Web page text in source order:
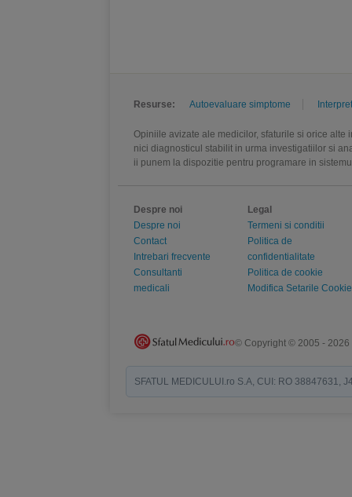
Resurse: Autoevaluare simptome
Opiniile avizate ale medicilor, sfaturile si orice
nici diagnosticul stabilit in urma investigatiilor si
ii punem la dispozitie pentru programare in
Despre noi
Despre noi
Contact
Intrebari frecvente
Consultanti
medicali
Legal
Termeni si conditii
Politica de
confidentialitate
Politica de cookie
Modifica Setarile Cookie
© Copyright © 2005 - 2026
SFATUL MEDICULUI.ro S.A, CUI: RO 38847631,